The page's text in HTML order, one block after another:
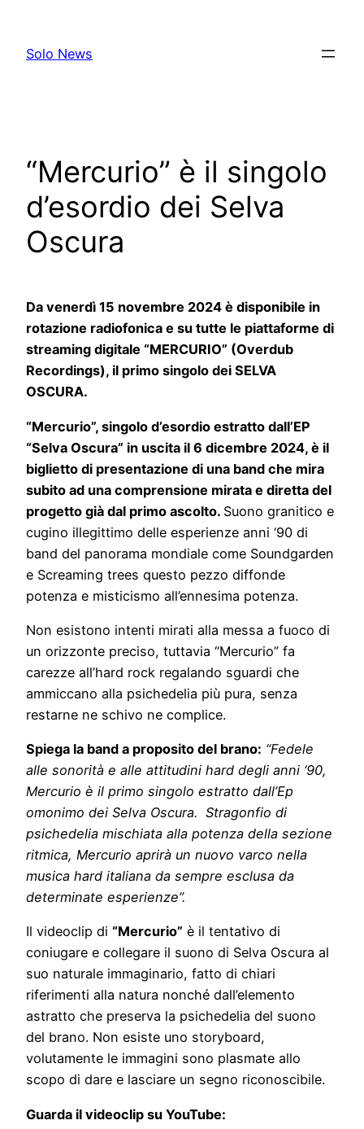
content
Solo News
“Mercurio” è il singolo
d’esordio dei Selva
Oscura
Da venerdì 15 novembre 2024 è disponibile in
rotazione radiofonica e su tutte le piattaforme di
streaming digitale “MERCURIO” (Overdub
Recordings), il primo singolo dei SELVA
OSCURA.
“Mercurio”, singolo d’esordio estratto dall’EP
“Selva Oscura” in uscita il 6 dicembre 2024, è il
biglietto di presentazione di una band che mira
subito ad una comprensione mirata e diretta del
progetto già dal primo ascolto. Suono granitico e
cugino illegittimo delle esperienze anni ‘90 di
band del panorama mondiale come Soundgarden
e Screaming trees questo pezzo diffonde
potenza e misticismo all’ennesima potenza.
Non esistono intenti mirati alla messa a fuoco di
un orizzonte preciso, tuttavia “Mercurio” fa
carezze all’hard rock regalando sguardi che
ammiccano alla psichedelia più pura, senza
restarne ne schivo ne complice.
Spiega la band a proposito del brano: “Fedele
alle sonorità e alle attitudini hard degli anni ‘90,
Mercurio è il primo singolo estratto dall’Ep
omonimo dei Selva Oscura. Stragonfio di
psichedelia mischiata alla potenza della sezione
ritmica, Mercurio aprirà un nuovo varco nella
musica hard italiana da sempre esclusa da
determinate esperienze”.
Il videoclip di “Mercurio” è il tentativo di
coniugare e collegare il suono di Selva Oscura al
suo naturale immaginario, fatto di chiari
riferimenti alla natura nonché dall’elemento
astratto che preserva la psichedelia del suono
del brano. Non esiste uno storyboard,
volutamente le immagini sono plasmate allo
scopo di dare e lasciare un segno riconoscibile.
Guarda il videoclip su YouTube: